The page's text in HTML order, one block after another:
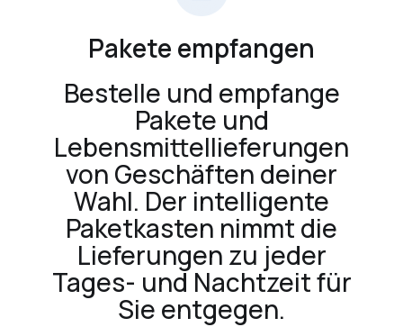
Pakete empfangen
Bestelle und empfange
Pakete und
Lebensmittellieferungen
von Geschäften deiner
Wahl. Der intelligente
Paketkasten nimmt die
Lieferungen zu jeder
Tages- und Nachtzeit für
Sie entgegen.